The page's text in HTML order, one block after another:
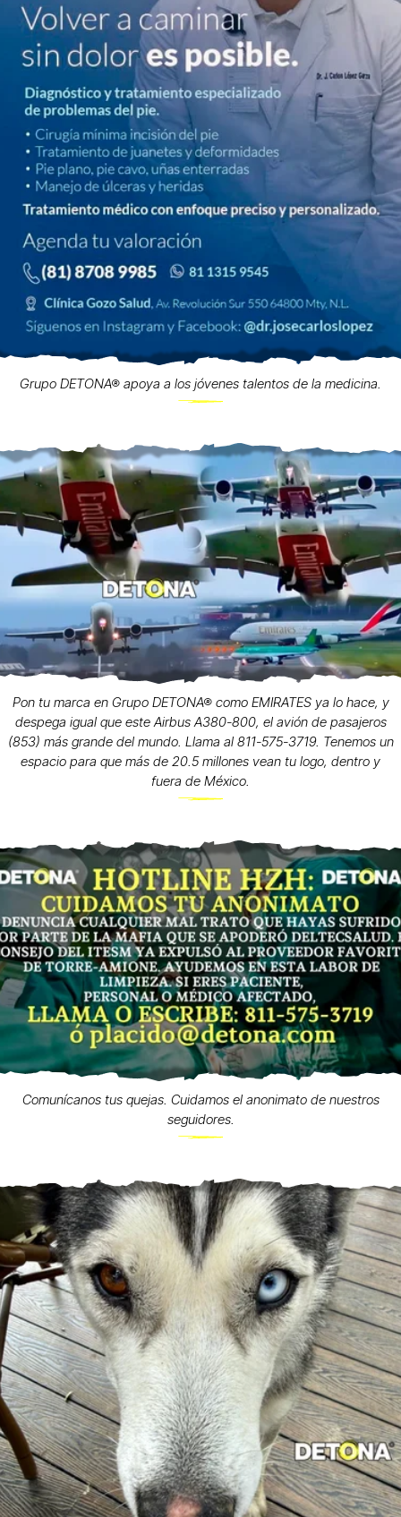
Grupo DETONA® apoya a los jóvenes talentos de la medicina.
Pon tu marca en Grupo DETONA® como EMIRATES ya lo hace, y
despega igual que este Airbus A380-800, el avión de pasajeros
(853) más grande del mundo. Llama al 811-575-3719. Tenemos un
espacio para que más de 20.5 millones vean tu logo, dentro y
fuera de México.
Comunícanos tus quejas. Cuidamos el anonimato de nuestros
seguidores.